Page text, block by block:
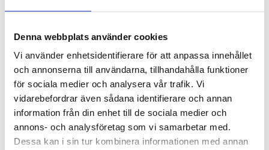
Denna webbplats använder cookies
Vi använder enhetsidentifierare för att anpassa innehållet
och annonserna till användarna, tillhandahålla funktioner
för sociala medier och analysera vår trafik. Vi
vidarebefordrar även sådana identifierare och annan
information från din enhet till de sociala medier och
annons- och analysföretag som vi samarbetar med.
Dessa kan i sin tur kombinera informationen med annan
Så mycket tjänar 260 mediechefer